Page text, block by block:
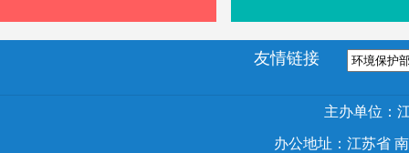
友情链接
主办单位：
办公地址：江苏省